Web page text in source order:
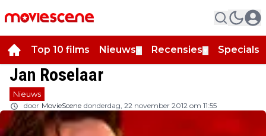
Top 10 films Nieuws Recensies Specials
Jan Roselaar
Nieuws
door MovieScene donderdag, 22 november 2012 om 11:55